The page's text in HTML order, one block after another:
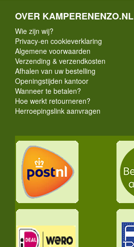
OVER KAMPERENENZO.NL
Wie zijn wij?
Privacy-en cookieverklaring
Algemene voorwaarden
Verzending & verzendkosten
Afhalen van uw bestelling
Openingstijden kantoor
Wanneer te betalen?
Hoe werkt retourneren?
Herroepingslink aanvragen